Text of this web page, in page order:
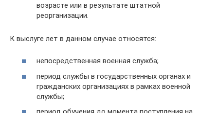
возрасте или в результате штатной
реорганизации.
К выслуге лет в данном случае относятся:
непосредственная военная служба;
период службы в государственных органах и
гражданских организациях в рамках военной
службы;